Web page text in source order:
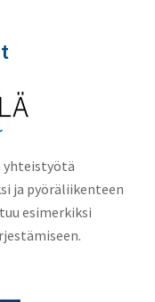
yhteistyötä
ja pyöräliikenteen
esimerkiksi